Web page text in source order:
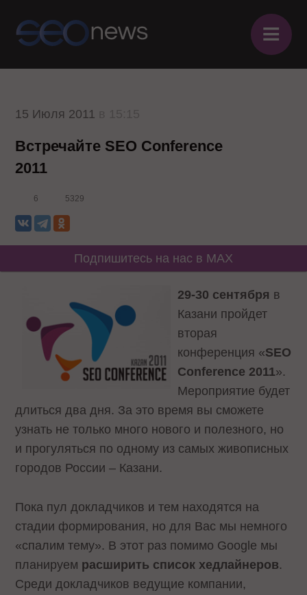
≡
15 Июля 2011
Встречайте SEO Conference
2011
6 5329
Подпишитесь на нас в MAX
29-30 сентября в
Казани пройдет
вторая
конференция «SEO
Conference 2011».
Мероприятие будет
длиться два дня. За это время вы сможете
узнать не только много нового и полезного, но
и прогуляться по одному из самых живописных
городов России – Казани.
Пока пул докладчиков и тем находятся на
стадии формирования, но для Вас мы немного
«спалим тему». В этот раз помимо Google мы
планируем расширить список хедлайнеров.
Среди докладчиков ведущие компании,